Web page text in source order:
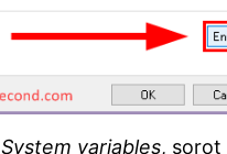
System variables, sorot